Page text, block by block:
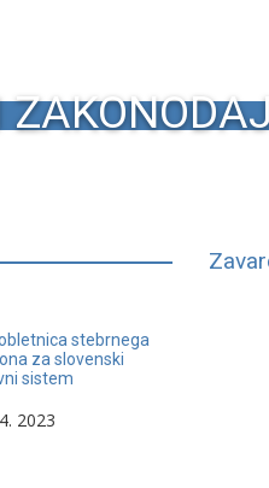
stebrnega
za slovenski
sistem
2023
Čim je človek starejši, vse bolj in
poskuša s prstom
na svoje zasluge iz
preteklosti.